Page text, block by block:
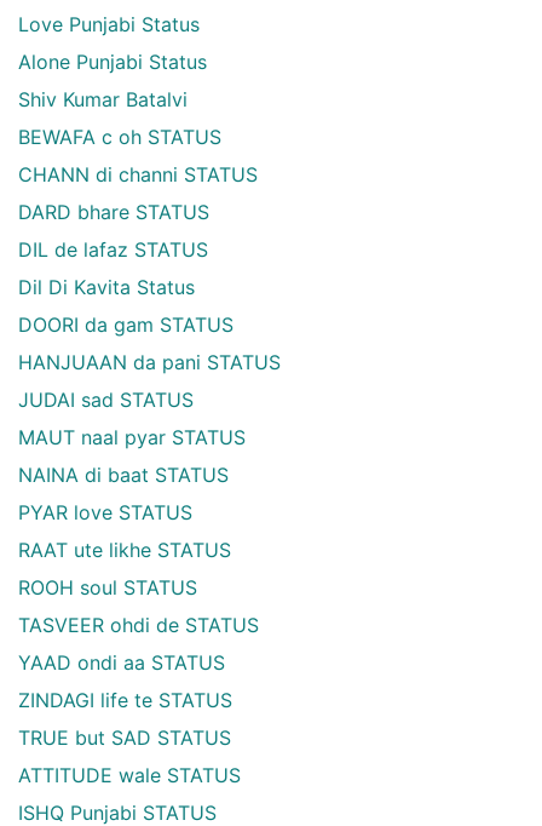
Love Punjabi Status
Alone Punjabi Status
Shiv Kumar Batalvi
BEWAFA c oh STATUS
CHANN di channi STATUS
DARD bhare STATUS
DIL de lafaz STATUS
Dil Di Kavita Status
DOORI da gam STATUS
HANJUAAN da pani STATUS
JUDAI sad STATUS
MAUT naal pyar STATUS
NAINA di baat STATUS
PYAR love STATUS
RAAT ute likhe STATUS
ROOH soul STATUS
TASVEER ohdi de STATUS
YAAD ondi aa STATUS
ZINDAGI life te STATUS
TRUE but SAD STATUS
ATTITUDE wale STATUS
ISHQ Punjabi STATUS